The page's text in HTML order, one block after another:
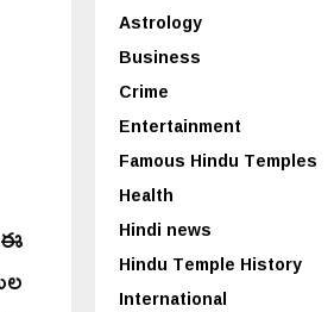
ఈ
Astrology
Business
Crime
Entertainment
Famous Hindu Temples
Health
Hindi news
Hindu Temple History
International